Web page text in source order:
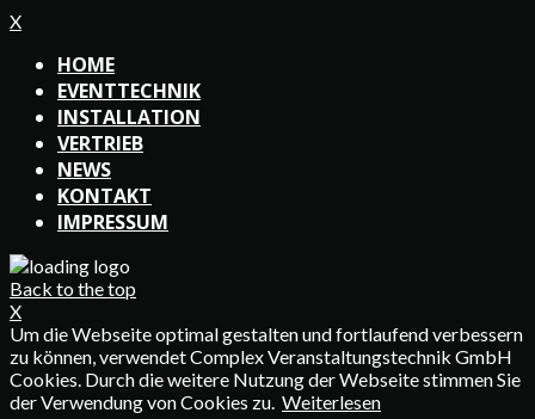
X
HOME
EVENTTECHNIK
INSTALLATION
VERTRIEB
NEWS
KONTAKT
IMPRESSUM
Back to the top
X
Um die Webseite optimal gestalten und fortlaufend verbessern
zu können, verwendet Complex Veranstaltungstechnik GmbH
Cookies. Durch die weitere Nutzung der Webseite stimmen Sie
der Verwendung von Cookies zu. Weiterlesen